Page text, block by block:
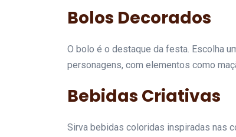
Bolos Decorados
O bolo é o destaque da festa. Escolha
personagens, com elementos como
Bebidas Criativas
Sirva bebidas coloridas inspiradas nas